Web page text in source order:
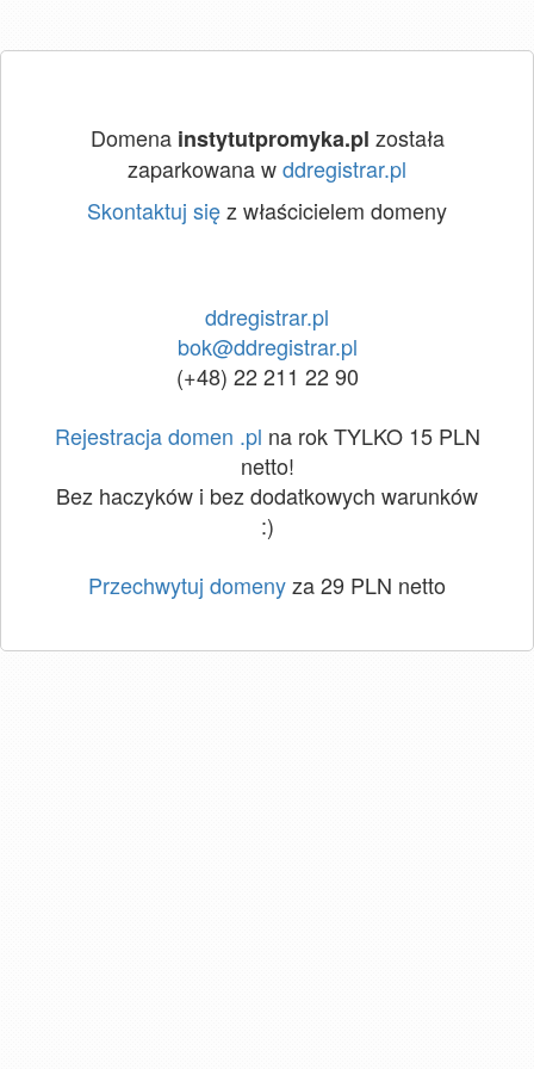
Domena instytutpromyka.pl została
zaparkowana wddregistrar.pl
Skontaktuj sięz właścicielem domeny
ddregistrar.pl
bok@ddregistrar.pl
(+48) 22 211 22 90
Rejestracja domen .pl na rok TYLKO 15 PLN
netto!
Bez haczyków i bez dodatkowych warunków
:)
Przechwytuj domenyza 29 PLN netto